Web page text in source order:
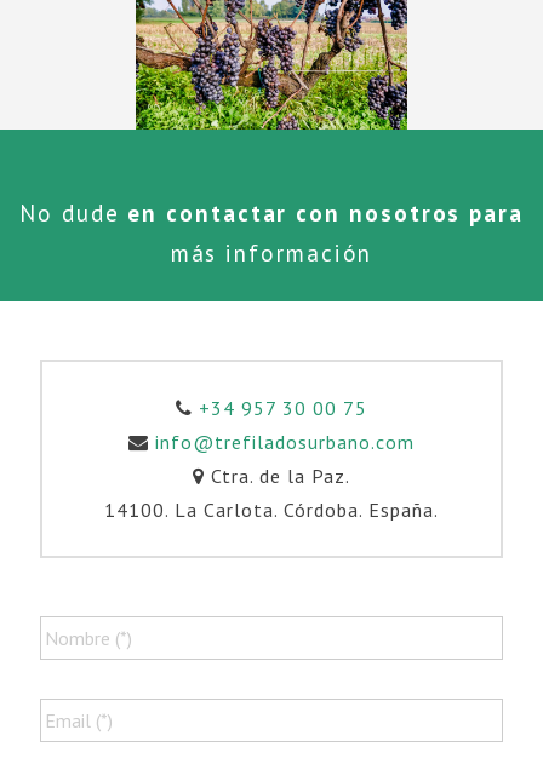
No dude en contactar con nosotros para
más información
+34 957 30 00 75
info@trefiladosurbano.com
Ctra. de la Paz.
14100. La Carlota. Córdoba. España.